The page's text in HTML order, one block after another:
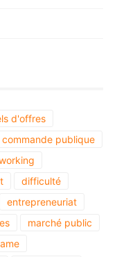
d'offres
commande publique
difficulté
entrepreneuriat
marché public